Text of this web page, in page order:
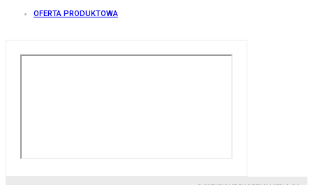
OFERTA PRODUKTOWA